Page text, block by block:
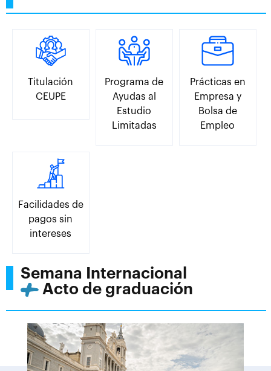
Titulación
CEUPE
Programa de
Ayudas al
Estudio
Limitadas
Prácticas en
Empresa y
Bolsa de
Empleo
Facilidades de
pagos sin
intereses
Semana Internacional
Acto de graduación